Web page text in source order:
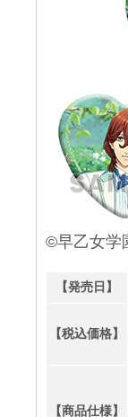
©早乙女学
【発売日】
【税込価格】
【商品仕様】